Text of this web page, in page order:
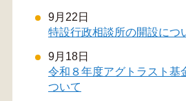
9月22日
特設行政相談所の開設につ
9月18日
令和８年度アグトラスト基
ついて